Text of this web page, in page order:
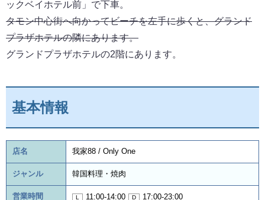
ックベイホテル前」で下車。
タモン中心街へ向かってビーチを左手に歩くと、グランド
プラザホテルの隣にあります。
グランドプラザホテルの2階にあります。
基本情報
店名 我家88 / Only One
ジャンル 韓国料理・焼肉
営業時間 11:00-14:00 17:00-23:00